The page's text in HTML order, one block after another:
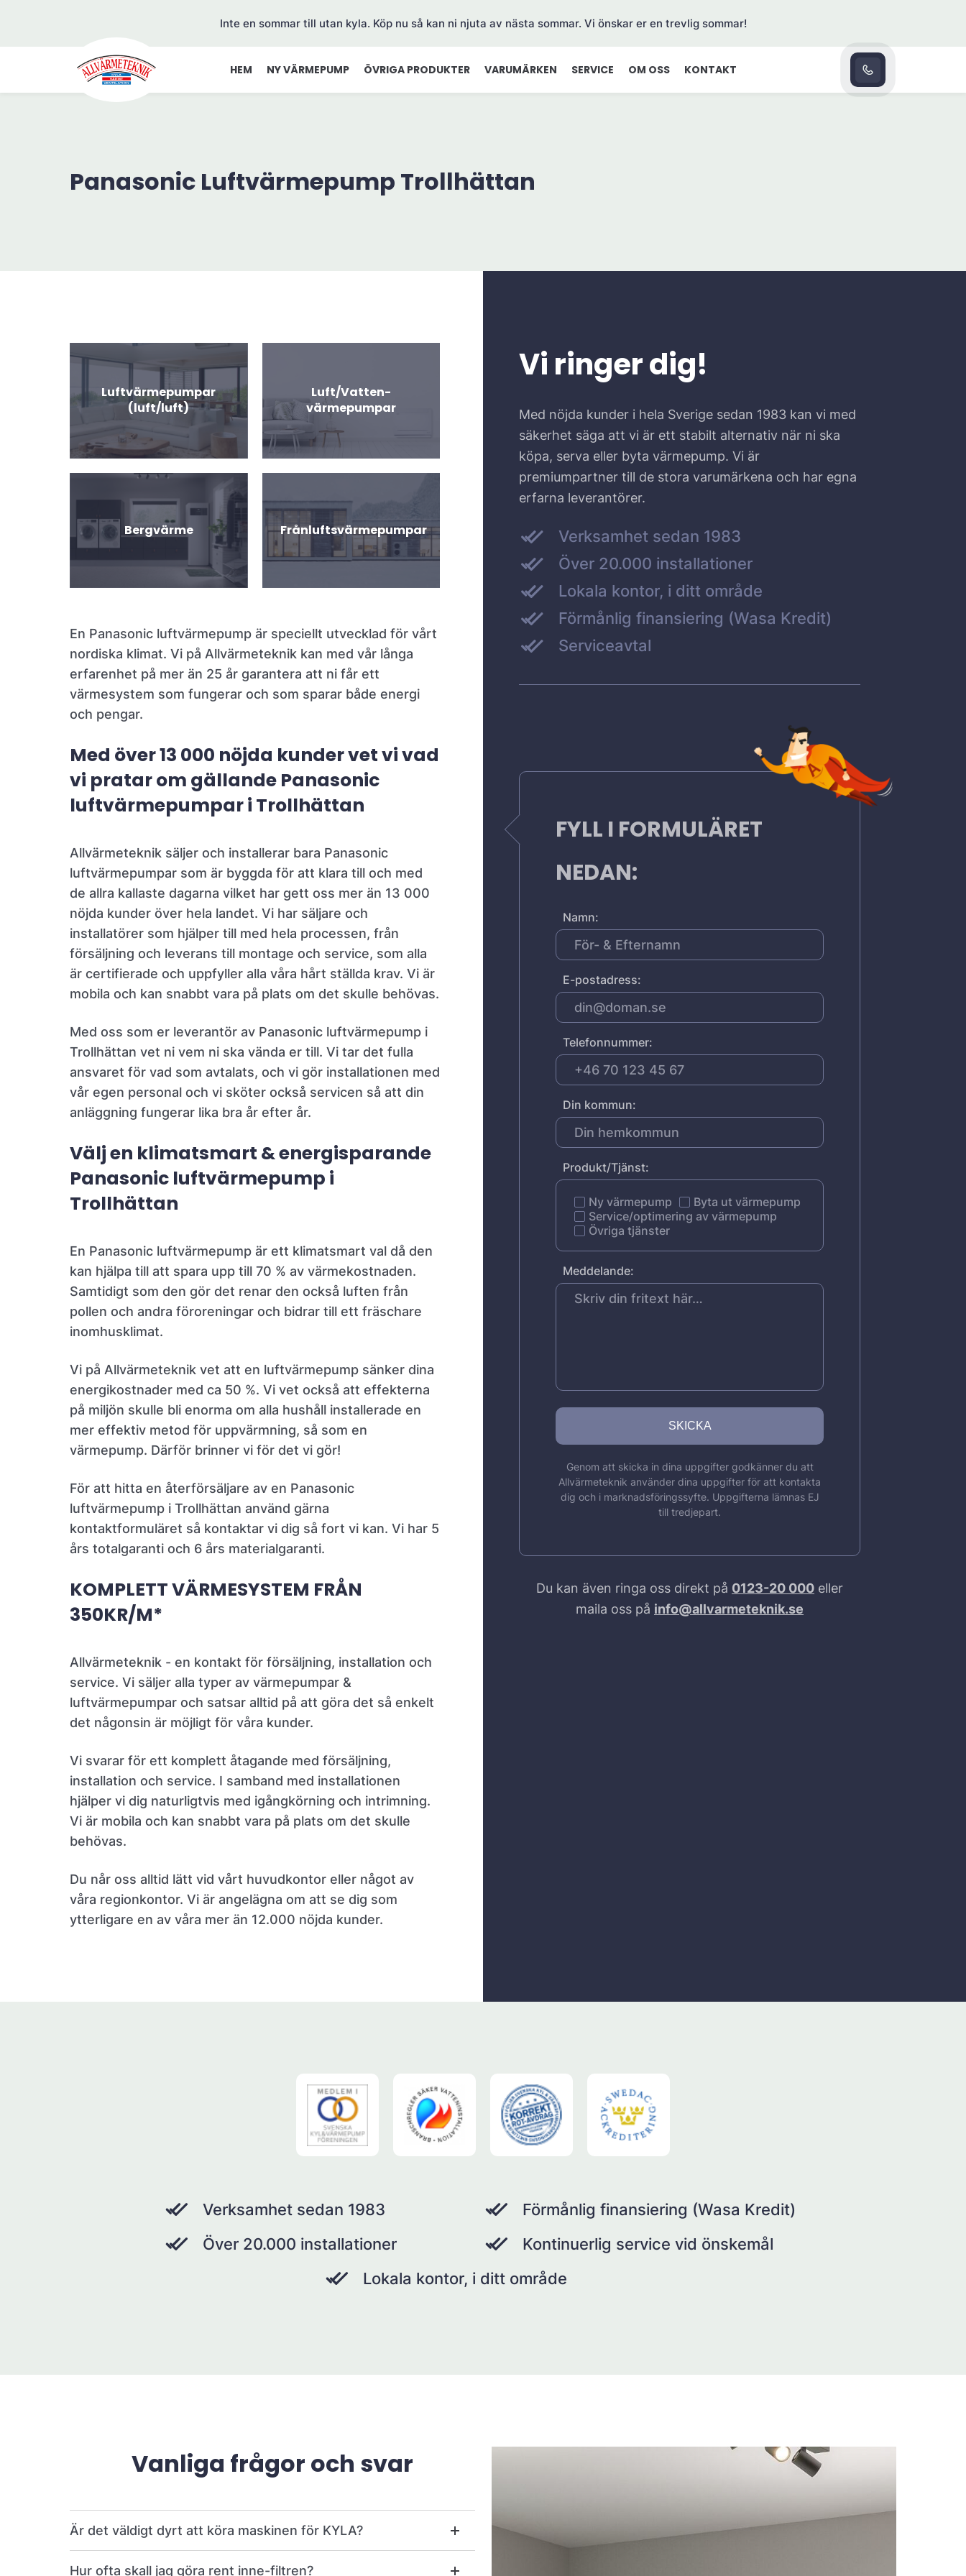
Inte en sommar till utan kyla. Köp nu så kan ni njuta av nästa sommar. Vi önskar er en trevlig sommar!
HEM NY VÄRMEPUMP ÖVRIGA PRODUKTER VARUMÄRKEN SERVICE OM OSS KONTAKT
Panasonic Luftvärmepump Trollhättan
Luftvärmepumpar
(luft/luft)
Luft/Vatten-
värmepumpar
Bergvärme Frånluftsvärmepumpar
En Panasonic luftvärmepump är speciellt utvecklad för vårt
nordiska klimat. Vi på Allvärmeteknik kan med vår långa
erfarenhet på mer än 25 år garantera att ni får ett
värmesystem som fungerar och som sparar både energi
och pengar.
Med över 13 000 nöjda kunder vet vi vad
vi pratar om gällande Panasonic
luftvärmepumpar i Trollhättan
Allvärmeteknik säljer och installerar bara Panasonic
luftvärmepumpar som är byggda för att klara till och med
de allra kallaste dagarna vilket har gett oss mer än 13 000
nöjda kunder över hela landet. Vi har säljare och
installatörer som hjälper till med hela processen, från
försäljning och leverans till montage och service, som alla
är certifierade och uppfyller alla våra hårt ställda krav. Vi är
mobila och kan snabbt vara på plats om det skulle behövas.
Med oss som er leverantör av Panasonic luftvärmepump i
Trollhättan vet ni vem ni ska vända er till. Vi tar det fulla
ansvaret för vad som avtalats, och vi gör installationen med
vår egen personal och vi sköter också servicen så att din
anläggning fungerar lika bra år efter år.
Välj en klimatsmart & energisparande
Panasonic luftvärmepump i
Trollhättan
En Panasonic luftvärmepump är ett klimatsmart val då den
kan hjälpa till att spara upp till 70 % av värmekostnaden.
Samtidigt som den gör det renar den också luften från
pollen och andra föroreningar och bidrar till ett fräschare
inomhusklimat.
Vi på Allvärmeteknik vet att en luftvärmepump sänker dina
energikostnader med ca 50 %. Vi vet också att effekterna
på miljön skulle bli enorma om alla hushåll installerade en
mer effektiv metod för uppvärmning, så som en
värmepump. Därför brinner vi för det vi gör!
För att hitta en återförsäljare av en Panasonic
luftvärmepump i Trollhättan använd gärna
kontaktformuläret så kontaktar vi dig så fort vi kan. Vi har 5
års totalgaranti och 6 års materialgaranti.
KOMPLETT VÄRMESYSTEM FRÅN
350KR/M*
Allvärmeteknik - en kontakt för försäljning, installation och
service. Vi säljer alla typer av värmepumpar &
luftvärmepumpar och satsar alltid på att göra det så enkelt
det någonsin är möjligt för våra kunder.
Vi svarar för ett komplett åtagande med försäljning,
installation och service. I samband med installationen
hjälper vi dig naturligtvis med igångkörning och intrimning.
Vi är mobila och kan snabbt vara på plats om det skulle
behövas.
Du når oss alltid lätt vid vårt huvudkontor eller något av
våra regionkontor. Vi är angelägna om att se dig som
ytterligare en av våra mer än 12.000 nöjda kunder.
Vi ringer dig!
Med nöjda kunder i hela Sverige sedan 1983 kan vi med
säkerhet säga att vi är ett stabilt alternativ när ni ska
köpa, serva eller byta värmepump. Vi är
premiumpartner till de stora varumärkena och har egna
erfarna leverantörer.
Verksamhet sedan 1983
Över 20.000 installationer
Lokala kontor, i ditt område
Förmånlig finansiering (Wasa Kredit)
Serviceavtal
FYLL I FORMULÄRET
NEDAN:
Namn:
E-postadress:
Telefonnummer:
Din kommun:
Produkt/Tjänst:
Ny värmepump
Byta ut värmepump
Service/optimering av värmepump
Övriga tjänster
Meddelande:
Genom att skicka in dina uppgifter godkänner du att
Allvärmeteknik använder dina uppgifter för att kontakta
dig och i marknadsföringssyfte. Uppgifterna lämnas EJ
till tredjepart.
Du kan även ringa oss direkt på 0123-20 000 eller
maila oss på info@allvarmeteknik.se
Verksamhet sedan 1983
Förmånlig finansiering (Wasa Kredit)
Över 20.000 installationer
Kontinuerlig service vid önskemål
Lokala kontor, i ditt område
Vanliga frågor och svar
Är det väldigt dyrt att köra maskinen för KYLA?
Hur ofta skall jag göra rent inne-filtren?